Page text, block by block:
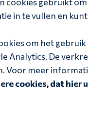
in te vullen en
om het
De
Voor meer
cookies, dat